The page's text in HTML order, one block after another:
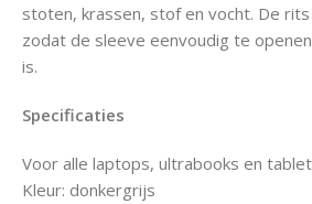
stoten, krassen, stof en vocht. De
zodat de sleeve eenvoudig te
is.
Specificaties
Voor alle laptops, ultrabooks en
Kleur: donkergrijs